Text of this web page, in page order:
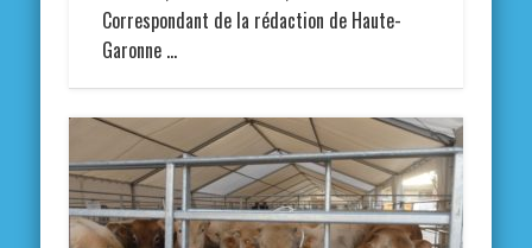
Correspondant de la rédaction de Haute-
Garonne …